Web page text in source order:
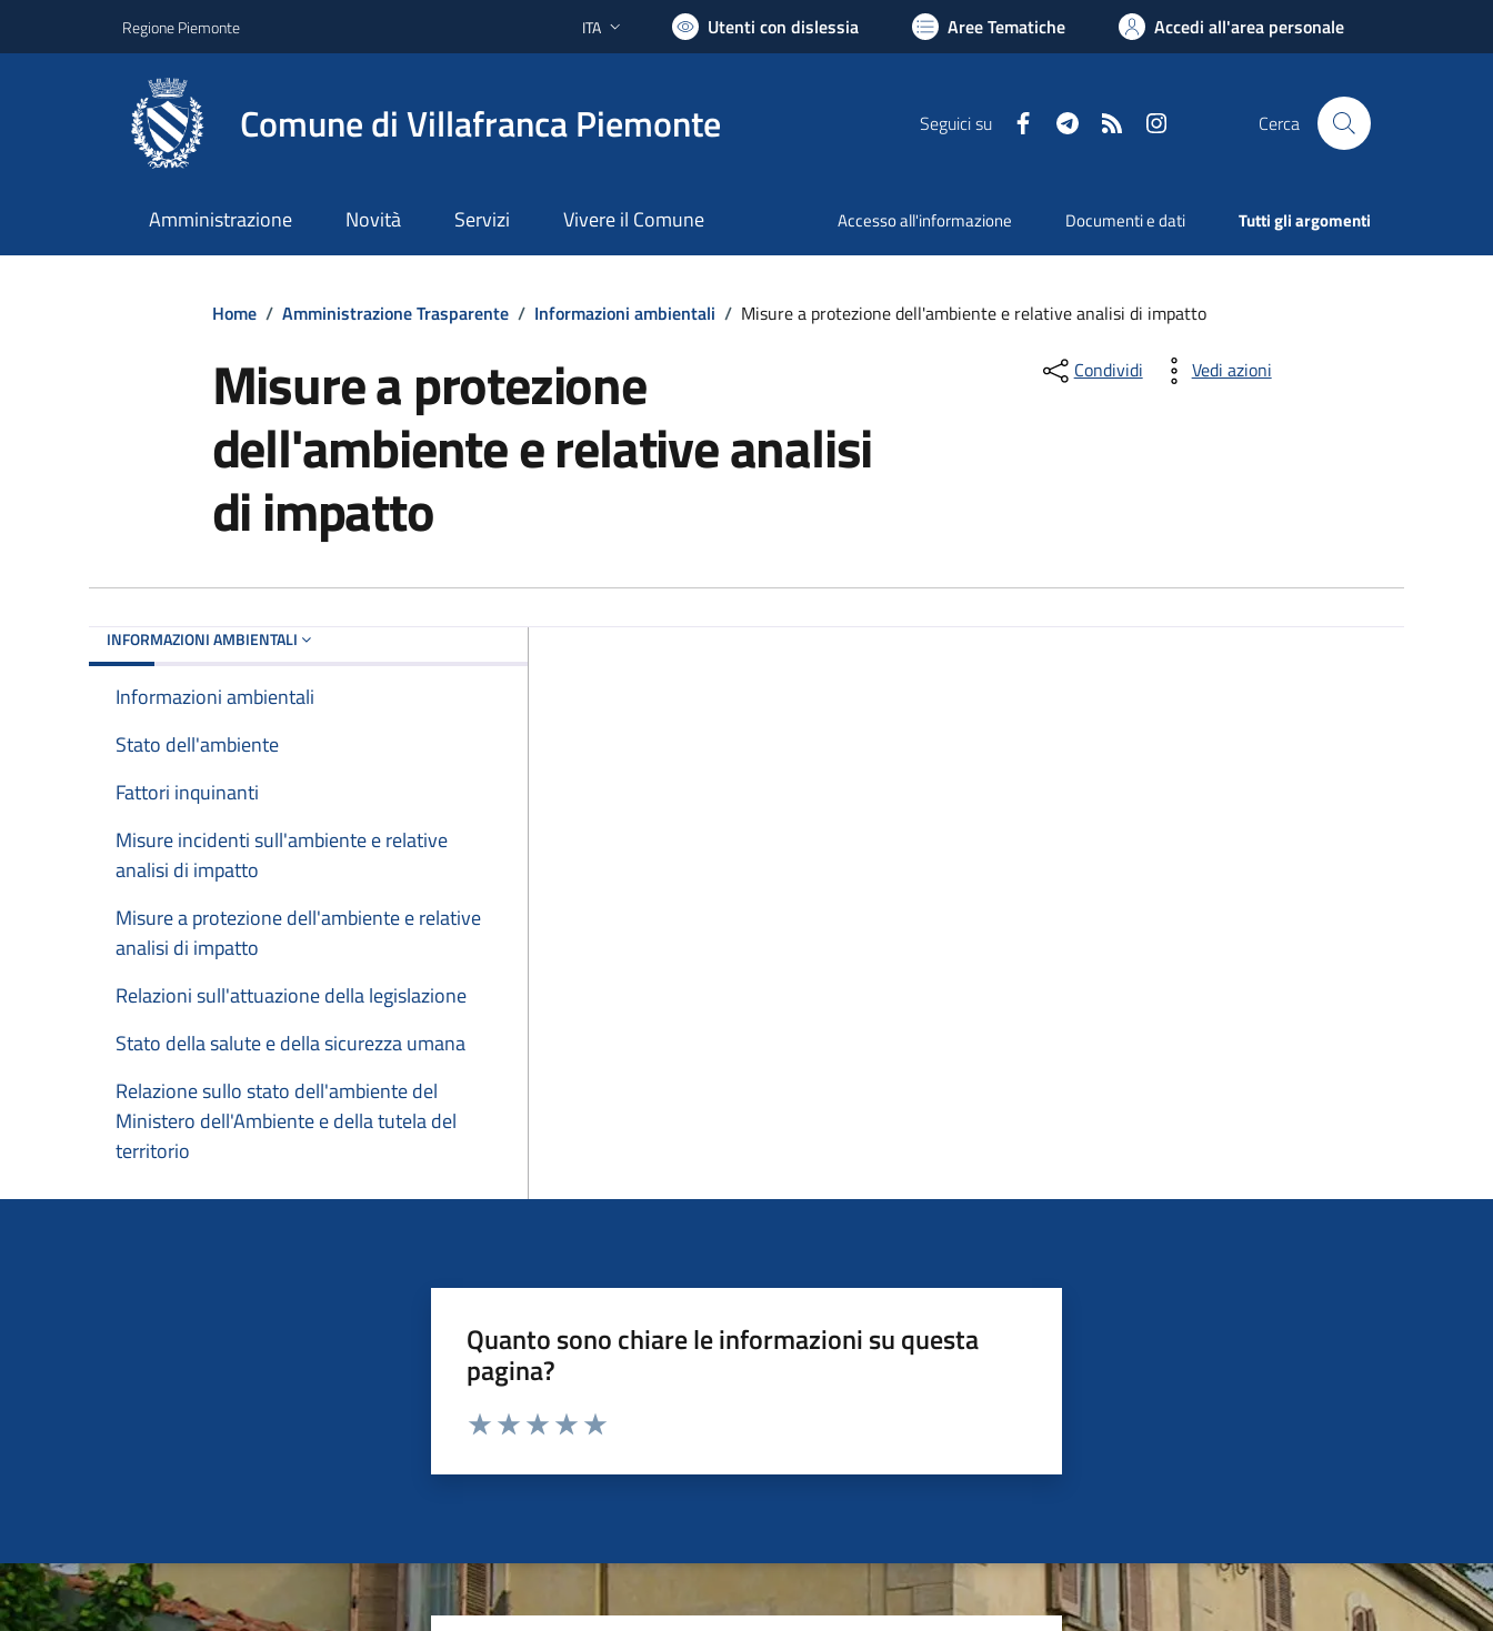
Regione Piemonte Lingua attiva:
ITA Utenti con dislessia Aree Tematiche Accedi all'area personale
Comune di Villafranca Piemonte Seguici su FacebookTelegramRSS Cerca
Amministrazione Novità Servizi Vivere il Comune Accesso all'informazione Documenti e dati Tutti gli argomenti
Home / Amministrazione Trasparente / Informazioni ambientali / Misure a protezione dell'ambiente e relative analisi di impatto
Misure a protezione
dell'ambiente e relative analisi
di impatto
Condividi Vedi azioni
INFORMAZIONI AMBIENTALI
Informazioni ambientali
Stato dell'ambiente
Fattori inquinanti
Misure incidenti sull'ambiente e relative
analisi di impatto
Misure a protezione dell'ambiente e relative
analisi di impatto
Relazioni sull'attuazione della legislazione
Stato della salute e della sicurezza umana
Relazione sullo stato dell'ambiente del
Ministero dell'Ambiente e della tutela del
territorio
Quanto sono chiare le informazioni su questa
pagina?
Valuta da 1 a 5 stelle la pagina